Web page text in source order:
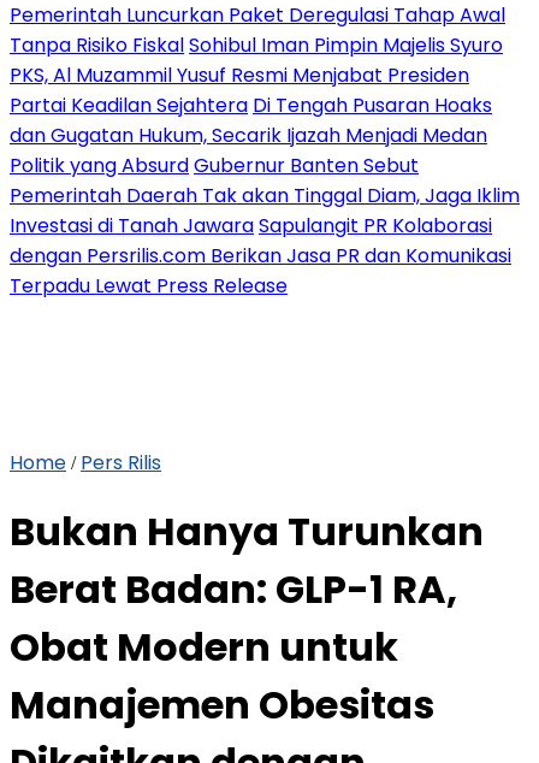
Pemerintah Luncurkan Paket Deregulasi Tahap Awal
Tanpa Risiko FiskalSohibul Iman Pimpin Majelis Syuro
PKS, Al Muzammil Yusuf Resmi Menjabat Presiden
Partai Keadilan Sejahtera Di Tengah Pusaran Hoaks
dan Gugatan Hukum, Secarik Ijazah Menjadi Medan
Politik yang AbsurdGubernur Banten Sebut
Pemerintah Daerah Tak akan Tinggal Diam, Jaga Iklim
Investasi di Tanah JawaraSapulangit PR Kolaborasi
dengan Persrilis.com Berikan Jasa PR dan Komunikasi
Terpadu Lewat Press Release
Home / Pers Rilis
Bukan Hanya Turunkan
Berat Badan: GLP-1 RA,
Obat Modern untuk
Manajemen Obesitas